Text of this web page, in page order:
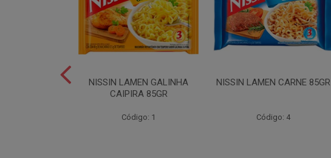
NISSIN LAMEN GALINHA
CAIPIRA 85GR
Código: 1
NISSIN LAMEN CARNE 85GR
Código: 4